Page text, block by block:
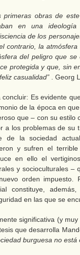
primeras obras de
en una
de los
contrario, la
del peligro que
protegida y que, sin
casualidad”
. Georg
concluir: Es evidente
de la época en
que – con su estilo
a los problemas de su
de la sociedad
y sufren el
en ello el
y socioculturales –
orden impuesto.
constituye,
en las que se
significativa (y
que desarrolla
burguesa no está